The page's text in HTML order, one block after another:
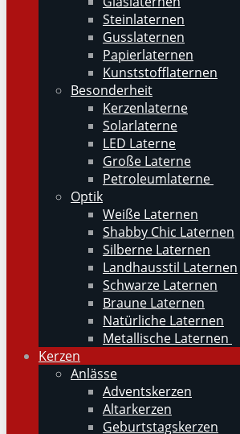
Steinlaternen
Gusslaternen
Papierlaternen
Kunststofflaternen
Besonderheit
Kerzenlaterne
Solarlaterne
LED Laterne
Große Laterne
Petroleumlaterne
Optik
Weiße Laternen
Shabby Chic Laternen
Silberne Laternen
Landhausstil Laternen
Schwarze Laternen
Braune Laternen
Natürliche Laternen
Metallische Laternen
Kerzen
Anlässe
Adventskerzen
Altarkerzen
Geburtstagskerzen